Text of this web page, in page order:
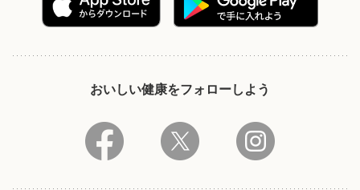
おいしい健康をフォローしよう